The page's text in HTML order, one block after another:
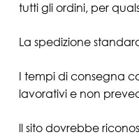
tutti gli ordini, per
La spedizione
I tempi di consegna
lavorativi e non
ll sito dovrebbe